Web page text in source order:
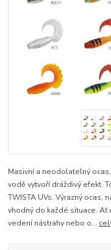
Masivní a neodolatelný
vodě vytvoří dráždivý efekt.
TWISTA UVs. Výrazný ocas,
vhodný do každé situace.
vedení nástrahy nebo o...